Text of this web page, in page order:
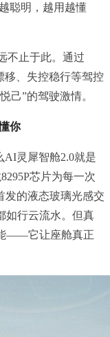
聪明，越用越懂
不止于此。通过
移、失控稳行等驾控
己”的驾驶激情。
你
AI灵犀智舱2.0就是
芯片为每一次
发的液态玻璃光感交
如行云流水。但真
——它让座舱真正